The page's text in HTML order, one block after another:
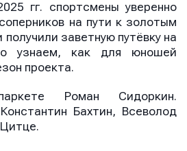
гг. спортсмены уверенно
на пути к золотым
заветную путёвку на
узнаем, как для юношей
проекта.
Роман Сидоркин.
Бахтин, Всеволод